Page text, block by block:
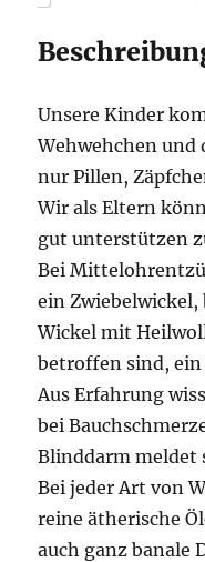
Unsere Kinder
Wehwehchen
nur Pillen,
Wir als Eltern
gut unterstützen
Bei
ein Zwiebelwickel,
Wickel mit
betroffen sind, ein
Aus Erfahrung
bei
Blinddarm meldet
Bei jeder Art von
reine ätherische
auch ganz banale